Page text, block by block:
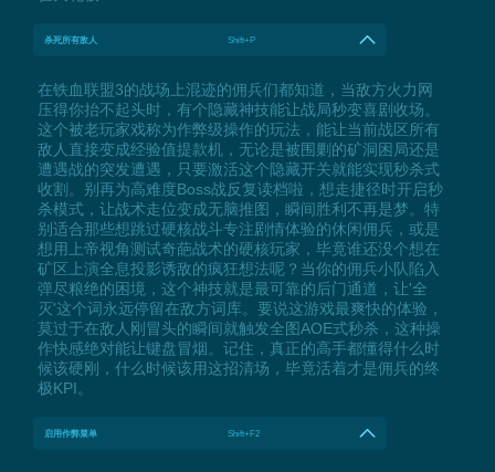
杀死所有敌人 Shift+P
在铁血联盟3的战场上混迹的佣兵们都知道，当敌方火力网
压得你抬不起头时，有个隐藏神技能让战局秒变喜剧收场。
这个被老玩家戏称为作弊级操作的玩法，能让当前战区所有
敌人直接变成经验值提款机，无论是被围剿的矿洞困局还是
遭遇战的突发遭遇，只要激活这个隐藏开关就能实现秒杀式
收割。别再为高难度Boss战反复读档啦，想走捷径时开启秒
杀模式，让战术走位变成无脑推图，瞬间胜利不再是梦。特
别适合那些想跳过硬核战斗专注剧情体验的休闲佣兵，或是
想用上帝视角测试奇葩战术的硬核玩家，毕竟谁还没个想在
矿区上演全息投影诱敌的疯狂想法呢？当你的佣兵小队陷入
弹尽粮绝的困境，这个神技就是最可靠的后门通道，让'全
灭'这个词永远停留在敌方词库。要说这游戏最爽快的体验，
莫过于在敌人刚冒头的瞬间就触发全图AOE式秒杀，这种操
作快感绝对能让键盘冒烟。记住，真正的高手都懂得什么时
候该硬刚，什么时候该用这招清场，毕竟活着才是佣兵的终
极KPI。
启用作弊菜单 Shift+F2